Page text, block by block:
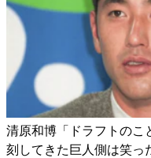
清原和博「ドラフトのこ
刻してきた巨人側は笑っ